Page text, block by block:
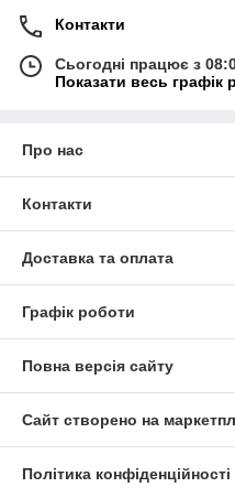
Контакти
Сьогодні працює з
Показати весь графік
Про нас
Контакти
Доставка та оплата
Графік роботи
Повна версія сайту
Сайт створено на
Політика конфіденційності